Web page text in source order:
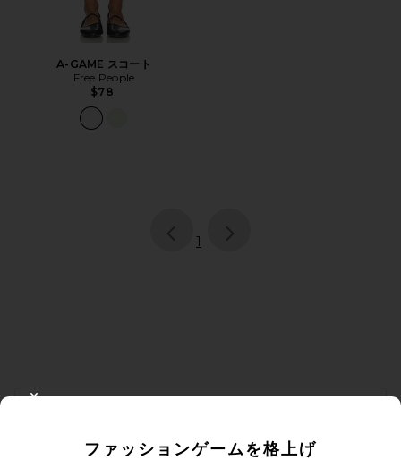
A-GAME スコート
Free People
$78
page
1
FOOTER
メールを送信することにより、当社のニュースレターに登録。いつで
ファッションゲームを格上げ